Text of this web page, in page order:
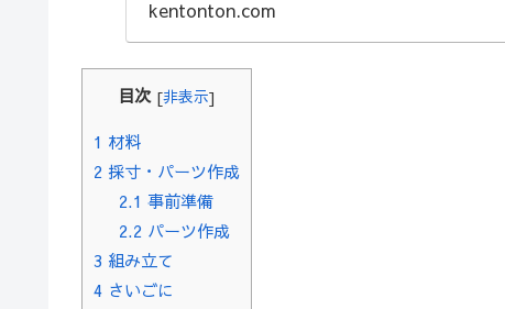
kentonton.com
目次 [非表示]
1 材料
2 採寸・パーツ作成
2.1 事前準備
2.2 パーツ作成
3 組み立て
4 さいごに